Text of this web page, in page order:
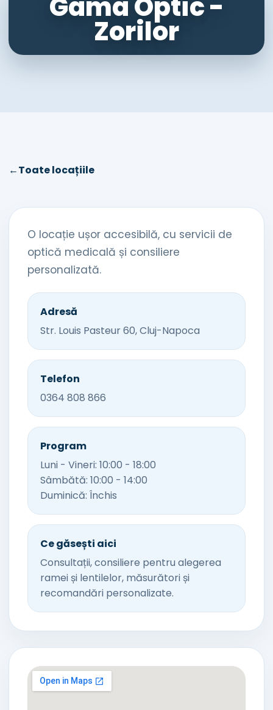
Zorilor
←Toate locațiile
O locație ușor accesibilă, cu servicii de
optică medicală și consiliere
personalizată.
Adresă
Str. Louis Pasteur 60, Cluj-Napoca
Telefon
0364 808 866
Program
Luni - Vineri: 10:00 - 18:00
Sâmbătă: 10:00 - 14:00
Duminică: Închis
Ce găsești aici
Consultații, consiliere pentru alegerea
ramei și lentilelor, măsurători și
recomandări personalizate.